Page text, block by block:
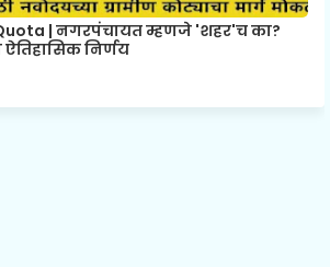
| नगरपंचायत म्हणजे 'शहर'च का?
ऐतिहासिक निर्णय